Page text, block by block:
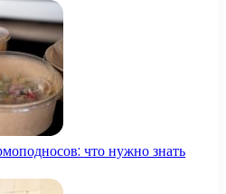
что нужно знать